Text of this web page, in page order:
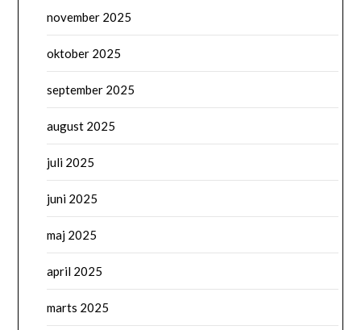
november 2025
oktober 2025
september 2025
august 2025
juli 2025
juni 2025
maj 2025
april 2025
marts 2025